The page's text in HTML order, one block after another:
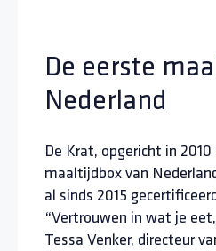
De eerste
Nederland
De Krat, opgericht in
maaltijdbox van
al sinds 2015
“Vertrouwen in wat je
Tessa Venker, directeur